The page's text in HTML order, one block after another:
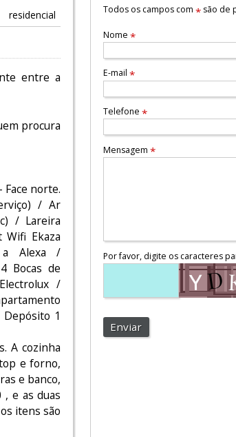
residencial
entre a
procura
Face norte.
/ Ar
/ Lareira
Ekaza
a Alexa /
Bocas de
/
1
A cozinha
e forno,
e banco,
, e as duas
itens são
Todos os campos com *são de
Nome *
E-mail *
Telefone *
Mensagem *
Por favor, digite os caracteres
Enviar